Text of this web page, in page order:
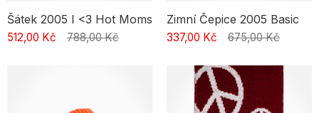
často s výraznými logy nebo potisky.
Šátek 2005 I <3 Hot Moms
512,00 Kč 788,00 Kč
Zimní Čepice 2005 Basic
337,00 Kč 675,00 Kč